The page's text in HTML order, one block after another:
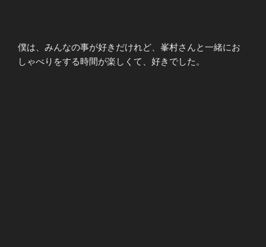
僕は、みんなの事が好きだけれど、峯村さんと一緒にお
しゃべりをする時間が楽しくて、好きでした。